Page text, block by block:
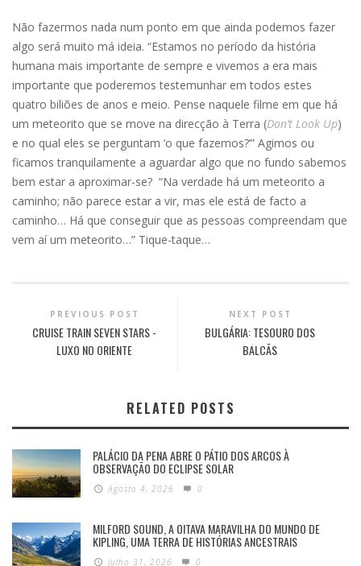
Não fazermos nada num ponto em que ainda podemos fazer
algo será muito má ideia. “Estamos no período da história
humana mais importante de sempre e vivemos a era mais
importante que poderemos testemunhar em todos estes
quatro biliões de anos e meio. Pense naquele filme em que há
um meteorito que se move na direcção à Terra (Don’t Look Up)
e no qual eles se perguntam ‘o que fazemos?’” Agimos ou
ficamos tranquilamente a aguardar algo que no fundo sabemos
bem estar a aproximar-se? “Na verdade há um meteorito a
caminho; não parece estar a vir, mas ele está de facto a
caminho… Há que conseguir que as pessoas compreendam que
vem aí um meteorito…” Tique-taque…
PREVIOUS POST
CRUISE TRAIN SEVEN STARS -
LUXO NO ORIENTE
NEXT POST
BULGÁRIA: TESOURO DOS
BALCÃS
RELATED POSTS
PALÁCIO DA PENA ABRE O PÁTIO DOS ARCOS À
OBSERVAÇÃO DO ECLIPSE SOLAR
Agosto 4, 2026 0
MILFORD SOUND, A OITAVA MARAVILHA DO MUNDO DE
KIPLING, UMA TERRA DE HISTÓRIAS ANCESTRAIS
Julho 31, 2026 0